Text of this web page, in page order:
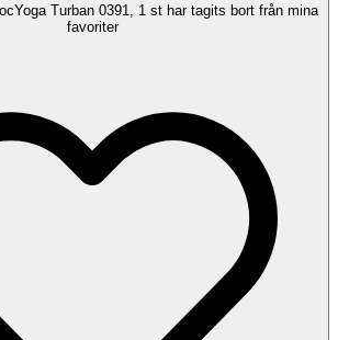
Turban 0391, 1 st har tagits bort från mina
favoriter